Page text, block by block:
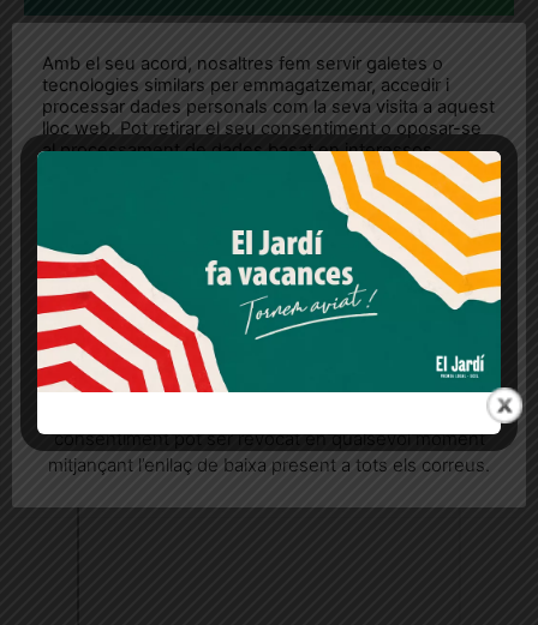
Amb el seu acord, nosaltres fem servir galetes o
tecnologies similars per emmagatzemar, accedir i
processar dades personals com la seva visita a aquest
lloc web. Pot retirar el seu consentiment o oposar-se
al processament de dades basat en interessos
legítims en qualsevol moment fent clic a "Ajustos de
cookies" o a la nostra Política de privacitat en aquest
lloc web. Si cliques "acceptar" dones el teu
Més informació Acceptar Rebutjar tot
Quan l’usuari crea un compte al Diari el Jardí, dona el
seu consentiment explícit per rebre comunicacions
consentiment pot ser revocat en qualsevol moment
mitjançant l’enllaç de baixa present a tots els correus.